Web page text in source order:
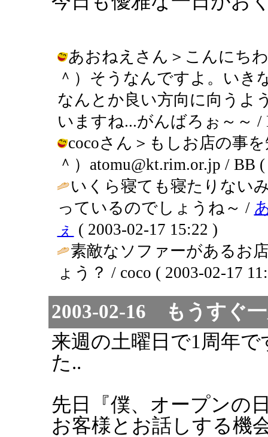
あおねえさん＞こんにち
＾）そうなんですよ。いき
なんとか良い方向に向うよ
いますね...がんばろぉ～～ /
cocoさん＞もしお店の事
＾）atomu@kt.rim.or.jp / BB
いくら寝ても寝たりない
っているのでしょうね～ /
ぇ ( 2003-02-17 15:22 )
素敵なソファーがあるお
ょう？ / coco ( 2003-02-17
2003-02-16 もうすぐ
来週の土曜日で1周年
た..
先日『僕、オープンの
お客様とお話しする機